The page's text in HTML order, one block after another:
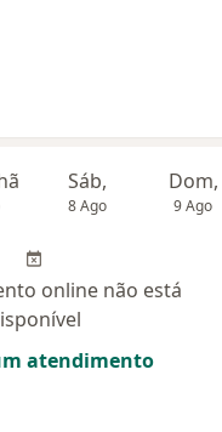
Sáb,
8 Ago
Dom,
9 Ago
online não está
atendimento